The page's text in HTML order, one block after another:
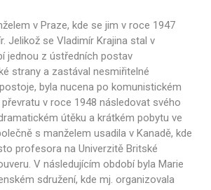
v Praze, kde se jim v roce 1947
Jelikož se Vladimír Krajina stal v
jednou z ústředních postav
strany a zastával nesmiřitelné
byla nucena po komunistickém
v roce 1948 následovat svého
útěku a krátkém pobytu ve
s manželem usadila v Kanadě, kde
profesora na Univerzitě Britské
V následujícím období byla Marie
sdružení, kde mj. organizovala